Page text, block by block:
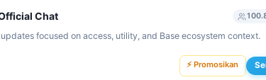
Chat
focused on access, utility, and Base ecosystem context.
⚡ Promosikan